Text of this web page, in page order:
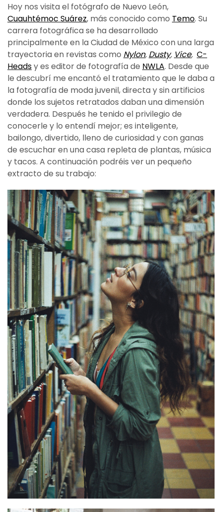
Hoy nos visita el fotógrafo de Nuevo León,
Cuauhtémoc Suárez, más conocido como Temo. Su
carrera fotográfica se ha desarrollado
principalmente en la Ciudad de México con una larga
trayectoria en revistas como Nylon, Dusty, Vice, C-
Headsy es editor de fotografía de NWLA. Desde que
le descubrí me encantó el tratamiento que le daba a
la fotografía de moda juvenil, directa y sin artificios
donde los sujetos retratados daban una dimensión
verdadera. Después he tenido el privilegio de
conocerle y lo entendí mejor; es inteligente,
bailongo, divertido, lleno de curiosidad y con ganas
de escuchar en una casa repleta de plantas, música
y tacos. A continuación podréis ver un pequeño
extracto de su trabajo: